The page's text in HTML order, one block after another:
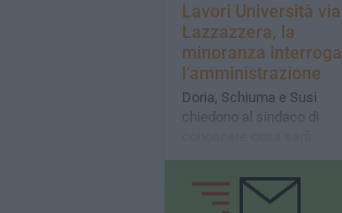
Lavori Università via
Lazzazzera, la
minoranza interroga
l’amministrazione
Doria, Schiuma e Susi
chiedono al sindaco di
allocato nel sito